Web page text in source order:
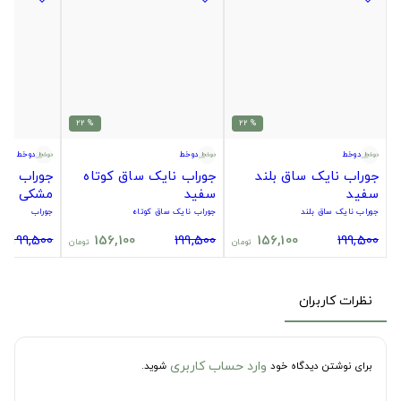
% 22
دوخط
جوراب نایک ساق بلند
سفید
جوراب نایک ساق بلند
199,500
156,100 تومان
% 22
دوخط
جوراب نایک ساق کوتاه
سفید
جوراب نایک ساق کوتاه
199,500
156,100 تومان
دوخط
جوراب
مشکی
جوراب
199,500
نظرات کاربران
برای نوشتن دیدگاه خود وارد حساب کاربری شوید.